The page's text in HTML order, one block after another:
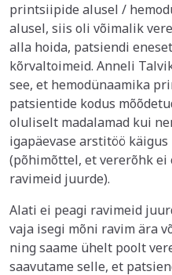
printsiipide alusel /
alusel, siis oli võimalik
alla hoida, patsiendi
kõrvaltoimeid. Anneli
see, et hemodünaamika
patsientide kodus
oluliselt madalamad kui
igapäevase arstitöö
(põhimõttel, et vererõhk ei
ravimeid juurde).
Alati ei peagi ravimeid
vaja isegi mõni ravim ära
ning saame ühelt poolt
saavutame selle, et